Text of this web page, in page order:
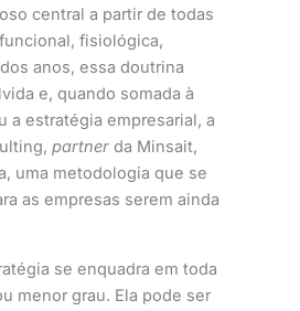
central a partir de todas
fisiológica,
anos, essa doutrina
e, quando somada à
a estratégia empresarial, a
partner da Minsait,
uma metodologia que se
as empresas serem ainda
se enquadra em toda
menor grau. Ela pode ser